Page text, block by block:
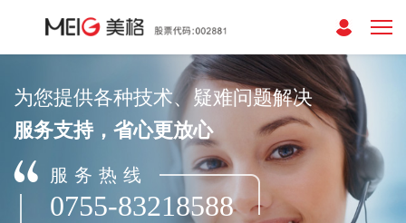
为您提供各种技术、疑难问题解决
服务支持，省心更放心
服务热线
0755-83218588